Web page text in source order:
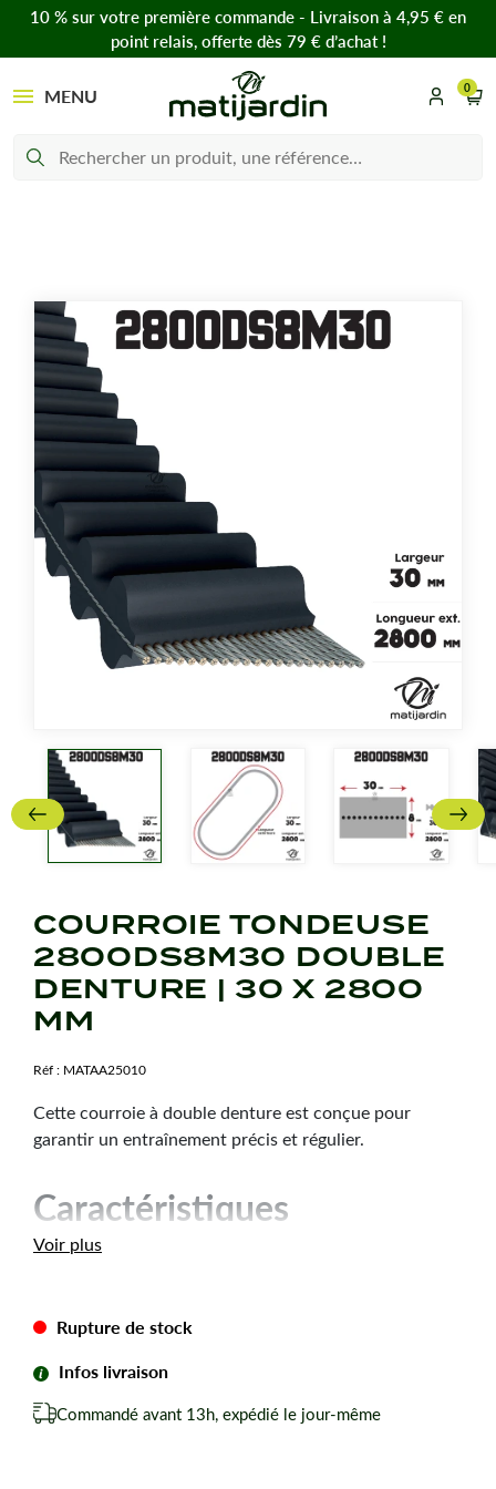
10 % sur votre première commande - Livraison à 4,95 € en
point relais, offerte dès 79 € d’achat !
MENU 0
COURROIE TONDEUSE
2800DS8M30 DOUBLE
DENTURE | 30 X 2800
MM
Réf : MATAA25010
Cette courroie à double denture est conçue pour
garantir un entraînement précis et régulier.
Caractéristiques
techniques
Type de courroie :
Nombre de dents :
Voir plus
Rupture de stock
Infos livraison
Commandé avant 13h, expédié le jour-même